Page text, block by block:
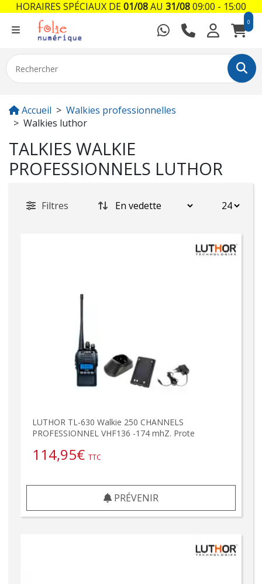
0
Accueil
Walkies professionnelles
Walkies luthor
TALKIES WALKIE
PROFESSIONNELS LUTHOR
Filtres
LUTHOR TL-630 Walkie 250 CHANNELS
PROFESSIONNEL VHF136 -174 mhZ. Prote
114,95€ TTC
PRÉVENIR
HORAIRES SPÉCIAUX DE01/08AU 31/0809:00 - 15:00